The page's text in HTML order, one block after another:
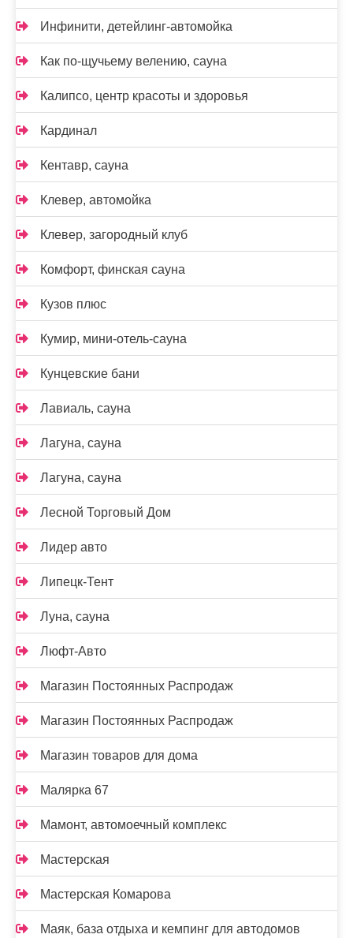
Инфинити, детейлинг-автомойка
Как по-щучьему велению, сауна
Калипсо, центр красоты и здоровья
Кардинал
Кентавр, сауна
Клевер, автомойка
Клевер, загородный клуб
Комфорт, финская сауна
Кузов плюс
Кумир, мини-отель-сауна
Кунцевские бани
Лавиаль, сауна
Лагуна, сауна
Лагуна, сауна
Лесной Торговый Дом
Лидер авто
Липецк-Тент
Луна, сауна
Люфт-Авто
Магазин Постоянных Распродаж
Магазин Постоянных Распродаж
Магазин товаров для дома
Малярка 67
Мамонт, автомоечный комплекс
Мастерская
Мастерская Комарова
Маяк, база отдыха и кемпинг для автодомов